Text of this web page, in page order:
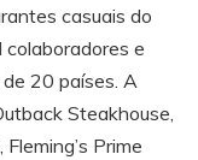
casuais do
e
20 países. A
Steakhouse,
Prime